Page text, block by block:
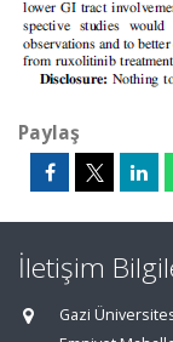
Paylaş
İletişim
Gazi